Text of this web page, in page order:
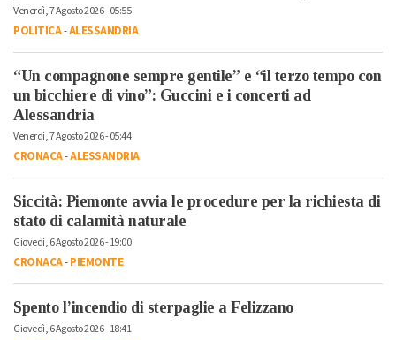
Venerdì, 7 Agosto 2026 - 05:55
POLITICA-ALESSANDRIA
“Un compagnone sempre gentile” e “il terzo tempo con
un bicchiere di vino”: Guccini e i concerti ad
Alessandria
Venerdì, 7 Agosto 2026 - 05:44
CRONACA-ALESSANDRIA
Siccità: Piemonte avvia le procedure per la richiesta di
stato di calamità naturale
Giovedì, 6 Agosto 2026 - 19:00
CRONACA-PIEMONTE
Spento l’incendio di sterpaglie a Felizzano
Giovedì, 6 Agosto 2026 - 18:41